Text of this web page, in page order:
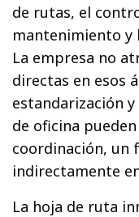
de rutas, el
mantenimiento y
La empresa no
directas en esos
estandarización
de oficina
coordinación, un
indirectamente
La hoja de ruta